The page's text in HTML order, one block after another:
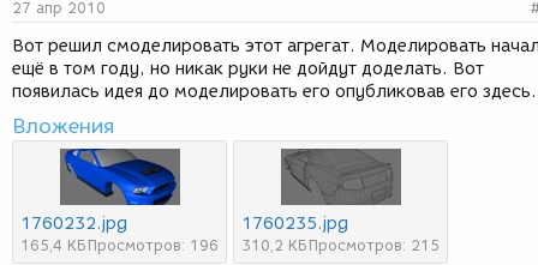
ы
а
и
я
27 апр 2010
Вот решил смоделировать этот агрегат. Моделировать
ещё в том году, но никак руки не дойдут доделать. Вот
появилась идея до моделировать его опубликовав его здесь.
Вложения
1760232.jpg
165,4 КБ Просмотров: 196
1760235.jpg
310,2 КБ Просмотров: 215